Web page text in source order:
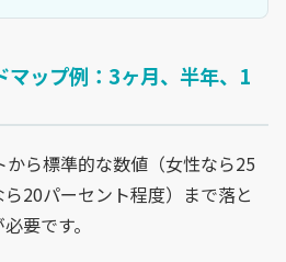
マップ例：3ヶ月、半年、1
ら標準的な数値（女性なら25
20パーセント程度）まで落と
要です。